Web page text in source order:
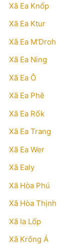
Xã Ea Knốp
Xã Ea Ktur
Xã Ea M'Droh
Xã Ea Ning
Xã Ea Ô
Xã Ea Phê
Xã Ea Rốk
Xã Ea Trang
Xã Ea Wer
Xã Ealy
Xã Hòa Phú
Xã Hòa Thịnh
Xã Ia Lốp
Xã Krông Á